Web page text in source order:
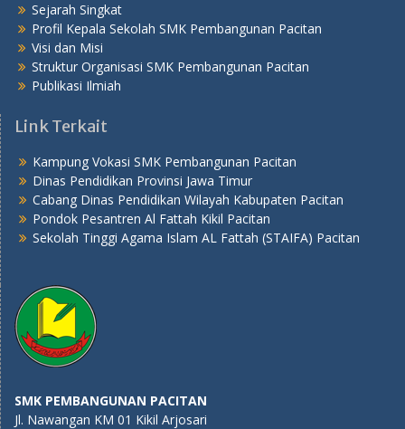
Sejarah Singkat
Profil Kepala Sekolah SMK Pembangunan Pacitan
Visi dan Misi
Struktur Organisasi SMK Pembangunan Pacitan
Publikasi Ilmiah
Link Terkait
Kampung Vokasi SMK Pembangunan Pacitan
Dinas Pendidikan Provinsi Jawa Timur
Cabang Dinas Pendidikan Wilayah Kabupaten Pacitan
Pondok Pesantren Al Fattah Kikil Pacitan
Sekolah Tinggi Agama Islam AL Fattah (STAIFA) Pacitan
SMK PEMBANGUNAN PACITAN
Jl. Nawangan KM 01 Kikil Arjosari